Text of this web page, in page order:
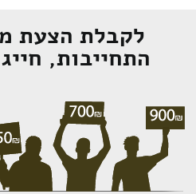
לקבלת הצעת
התחייבות,